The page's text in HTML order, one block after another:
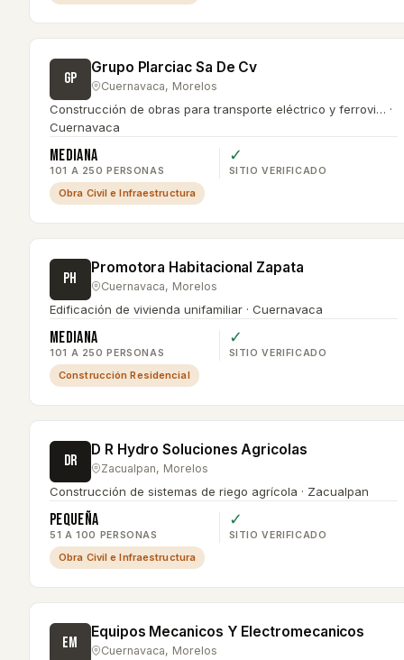
GP
Grupo Plarciac Sa De Cv
Cuernavaca, Morelos
Construcción de obras para transporte eléctrico y ferrovi… ·
Cuernavaca
Mediana
101 A 250 PERSONAS
✓
SITIO VERIFICADO
Obra Civil e Infraestructura
PH
Promotora Habitacional Zapata
Cuernavaca, Morelos
Edificación de vivienda unifamiliar · Cuernavaca
Mediana
101 A 250 PERSONAS
✓
SITIO VERIFICADO
Construcción Residencial
DR
D R Hydro Soluciones Agricolas
Zacualpan, Morelos
Construcción de sistemas de riego agrícola · Zacualpan
Pequeña
51 A 100 PERSONAS
✓
SITIO VERIFICADO
Obra Civil e Infraestructura
EM
Equipos Mecanicos Y Electromecanicos
Cuernavaca, Morelos